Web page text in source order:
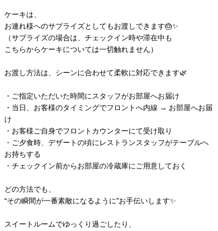
ケーキは、
お連れ様へのサプライズとしてもお渡しできます🎂✨
（サプライズの場合は、チェックイン時や滞在中も
こちらからケーキについては一切触れません）
お渡し方法は、シーンに合わせて柔軟に対応できます🌿
・ご指定いただいた時間にスタッフがお部屋へお届け
・当日、お客様のタイミングでフロントへ内線 → お部屋へお届
け
・お客様ご自身でフロントカウンターにて受け取り
・ご夕食時、デザートの頃にレストランスタッフがテーブルへ
お持ちする
・チェックイン前からお部屋の冷蔵庫にご用意しておく
どの方法でも、
“その瞬間が一番素敵になるように”お手伝いします✨
スイートルームでゆっくり過ごしたり、